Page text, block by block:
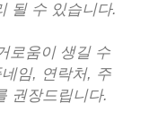
될 수 있습니다.
로움이 생길 수
임, 연락처, 주
권장드립니다.